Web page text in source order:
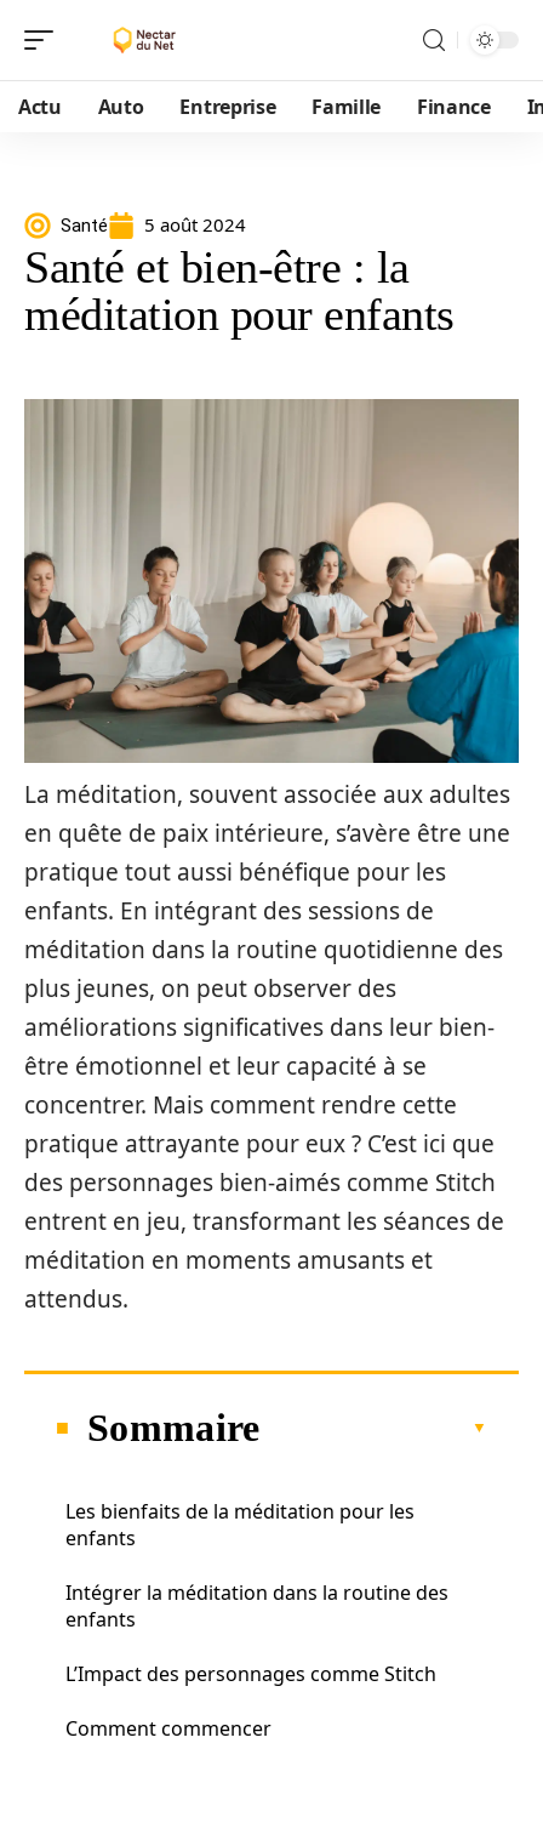
Actu Auto Entreprise Famille Finance
Santé 5 août 2024
Santé et bien-être : la
méditation pour enfants
La méditation, souvent associée aux adultes
en quête de paix intérieure, s’avère être une
pratique tout aussi bénéfique pour les
enfants. En intégrant des sessions de
méditation dans la routine quotidienne des
plus jeunes, on peut observer des
améliorations significatives dans leur bien-
être émotionnel et leur capacité à se
concentrer. Mais comment rendre cette
pratique attrayante pour eux ? C’est ici que
des personnages bien-aimés comme Stitch
entrent en jeu, transformant les séances de
méditation en moments amusants et
attendus.
Sommaire
Les bienfaits de la méditation pour les
enfants
Intégrer la méditation dans la routine des
enfants
L’Impact des personnages comme Stitch
Comment commencer